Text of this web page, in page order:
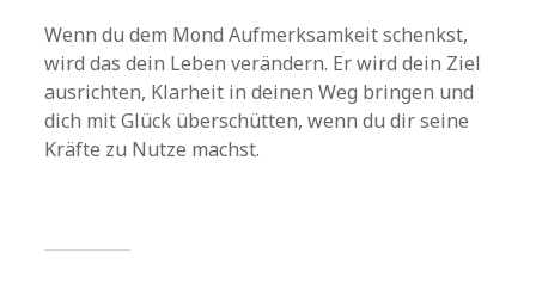
Wenn du dem Mond Aufmerksamkeit schenkst,
wird das dein Leben verändern. Er wird dein Ziel
ausrichten, Klarheit in deinen Weg bringen und
dich mit Glück überschütten, wenn du dir seine
Kräfte zu Nutze machst.